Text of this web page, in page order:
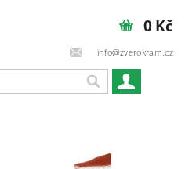
info@zverokram.cz
0 Kč